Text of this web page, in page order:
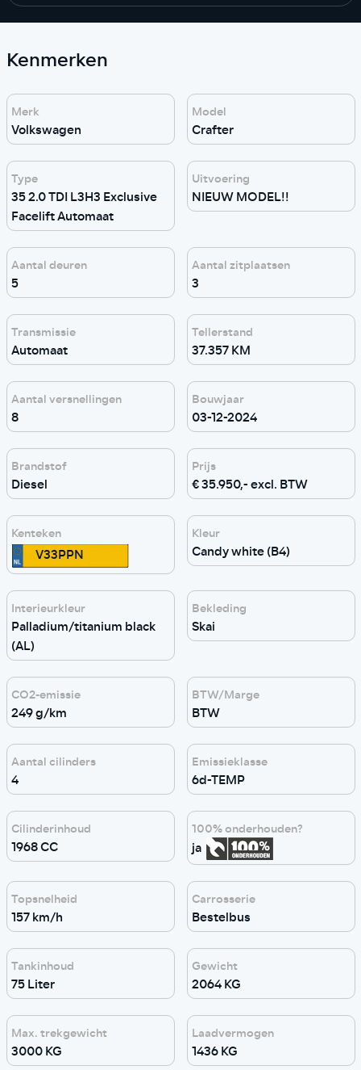
Kenmerken
Merk
Volkswagen
Model
Crafter
Type
35 2.0 TDI L3H3 Exclusive
Facelift Automaat
Uitvoering
NIEUW MODEL!!
Aantal deuren
5
Aantal zitplaatsen
3
Transmissie
Automaat
Tellerstand
37.357 KM
Aantal versnellingen
8
Bouwjaar
03-12-2024
Brandstof
Diesel
Prijs
€ 35.950,- excl. BTW
Kenteken
V33PPN
Kleur
Candy white (B4)
Interieurkleur
Palladium/titanium black
(AL)
Bekleding
Skai
CO2-emissie
249 g/km
BTW/Marge
BTW
Aantal cilinders
4
Emissieklasse
6d-TEMP
Cilinderinhoud
1968 CC
100% onderhouden?
ja
Topsnelheid
157 km/h
Carrosserie
Bestelbus
Tankinhoud
75 Liter
Gewicht
2064 KG
Max. trekgewicht
3000 KG
Laadvermogen
1436 KG